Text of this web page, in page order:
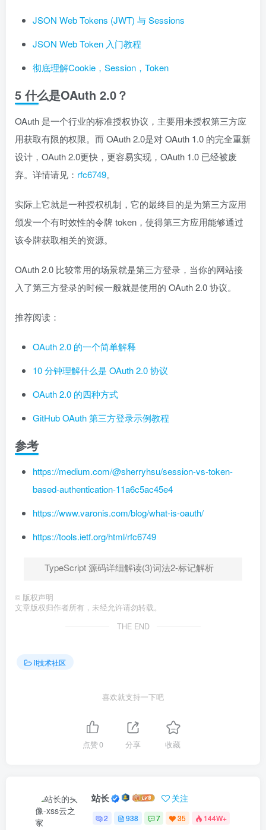
JSON Web Tokens (JWT) 与 Sessions
JSON Web Token 入门教程
彻底理解Cookie，Session，Token
5 什么是OAuth 2.0？
OAuth 是一个行业的标准授权协议，主要用来授权第三方应
用获取有限的权限。而 OAuth 2.0是对 OAuth 1.0 的完全重新
设计，OAuth 2.0更快，更容易实现，OAuth 1.0 已经被废
弃。详情请见： rfc6749。
实际上它就是一种授权机制，它的最终目的是为第三方应用
颁发一个有时效性的令牌 token，使得第三方应用能够通过
该令牌获取相关的资源。
OAuth 2.0 比较常用的场景就是第三方登录，当你的网站接
入了第三方登录的时候一般就是使用的 OAuth 2.0 协议。
推荐阅读：
OAuth 2.0 的一个简单解释
10 分钟理解什么是 OAuth 2.0 协议
OAuth 2.0 的四种方式
GitHub OAuth 第三方登录示例教程
参考
https://medium.com/@sherryhsu/session-vs-token-
based-authentication-11a6c5ac45e4
https://www.varonis.com/blog/what-is-oauth/
https://tools.ietf.org/html/rfc6749
TypeScript 源码详细解读(3)词法2-标记解析
© 版权声明
文章版权归作者所有，未经允许请勿转载。
THE END
it技术社区
喜欢就支持一下吧
点赞0 分享 收藏
站长 关注
2 938 7 35 144W+